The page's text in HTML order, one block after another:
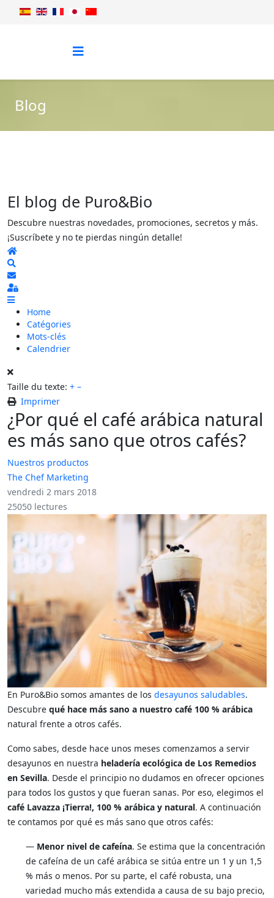
Blog
El blog de Puro&Bio
Descubre nuestras novedades, promociones, secretos y más.
¡Suscríbete y no te pierdas ningún detalle!
Home
S'abonner au blog
Sign In
Home
Catégories
Mots-clés
Calendrier
Taille du texte: + –
Imprimer
¿Por qué el café arábica natural
es más sano que otros cafés?
Nuestros productos
The Chef Marketing
vendredi 2 mars 2018
25050 lectures
En Puro&Bio somos amantes de los desayunos saludables.
Descubre qué hace más sano a nuestro café 100 % arábica
natural frente a otros cafés.
Como sabes, desde hace unos meses comenzamos a servir
desayunos en nuestra heladería ecológica de Los Remedios
en Sevilla. Desde el principio no dudamos en ofrecer opciones
para todos los gustos y que fueran sanas. Por eso, elegimos el
café Lavazza ¡Tierra!, 100 % arábica y natural. A continuación
te contamos por qué es más sano que otros cafés:
— Menor nivel de cafeína. Se estima que la concentración
de cafeína de un café arábica se sitúa entre un 1 y un 1,5
% más o menos. Por su parte, el café robusta, una
variedad mucho más extendida a causa de su bajo precio,